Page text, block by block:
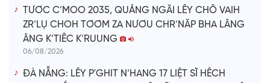
TƯƠC C’MOO 2035, QUẢNG NGÃI LÊY CHÔ VAIH
ZR’LỤ CHOH TƠƠM ZA NƯƠU CHR’NĂP BHA LÂNG
ÂNG K’TIÊC K’RUUNG
06/08/2026
ĐÀ NẴNG: LÊY P'GHIT N’HANG 17 LIỆT SĨ HÊCH